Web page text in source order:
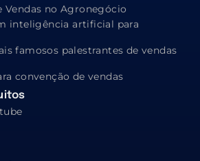
Vendas no Agronegócio
inteligência artificial para
famosos palestrantes de vendas
convenção de vendas